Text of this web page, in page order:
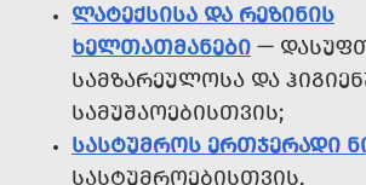
ᲚᲐᲢᲔᲥᲡᲘᲡᲐ ᲓᲐ ᲠᲔᲖᲘᲜᲘᲡ
ᲮᲔᲚᲗᲐᲗᲛᲐᲜᲔᲑᲘ —
ᲡᲐᲛᲖᲐᲠᲔᲣᲚᲝᲡᲐ ᲓᲐ
ᲡᲐᲛᲣᲨᲐᲝᲔᲑᲘᲡᲗᲕᲘᲡ;
ᲡᲐᲡᲢᲣᲛᲠᲝᲡ ᲔᲠᲗᲯᲔᲠᲐᲓᲘ
ᲡᲐᲡᲢᲣᲛᲠᲝᲔᲑᲘᲡᲗᲕᲘᲡ,